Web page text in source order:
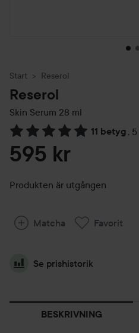
Start Reserol
Reserol
Skin Serum 28 ml
11 betyg ,
Hoppa till Betyg &
595 kr
Produkten är utgången
Matcha Favorit
Se prishistorik
BESKRIVNING